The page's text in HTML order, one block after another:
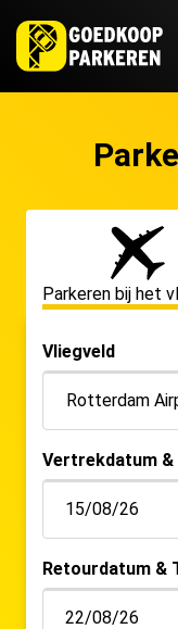
Parkeren bij het
Vliegveld
Vertrekdatum &
Retourdatum &